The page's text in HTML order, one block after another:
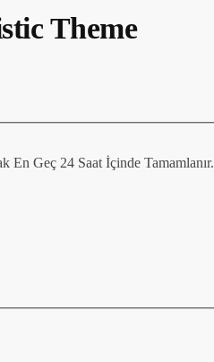
Theme
En Geç 24 Saat İçinde Tamamlanır.